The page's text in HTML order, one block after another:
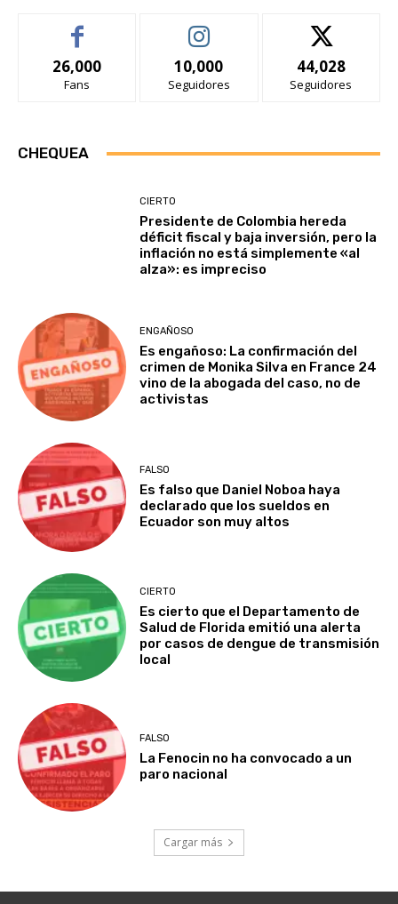
26,000
Fans
10,000
Seguidores
44,028
Seguidores
CHEQUEA
CIERTO
Presidente de Colombia hereda
déficit fiscal y baja inversión, pero la
inflación no está simplemente «al
alza»: es impreciso
ENGAÑOSO
Es engañoso: La confirmación del
crimen de Monika Silva en France 24
vino de la abogada del caso, no de
activistas
FALSO
Es falso que Daniel Noboa haya
declarado que los sueldos en
Ecuador son muy altos
CIERTO
Es cierto que el Departamento de
Salud de Florida emitió una alerta
por casos de dengue de transmisión
local
FALSO
La Fenocin no ha convocado a un
paro nacional
Cargar más